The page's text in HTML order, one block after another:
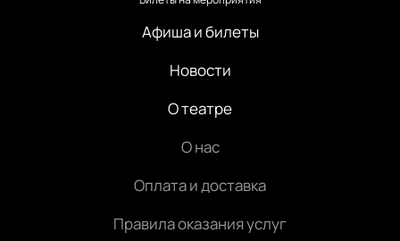
Афиша и билеты
Новости
О театре
О нас
Оплата и доставка
Правила оказания услуг